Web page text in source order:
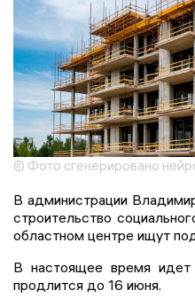
© Фото сгенерировано
В администрации
строительство
областном центре ищут
В настоящее время
продлится до 16 июня.